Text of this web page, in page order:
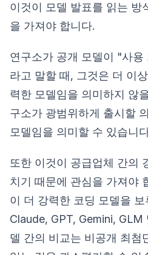
이것이 모델 발표를 읽는 방
을 가져야 합니다.
연구소가 공개 모델이 "사용
라고 말할 때, 그것은 더 이
력한 모델임을 의미하지 않
구소가 광범위하게 출시할
모델임을 의미할 수 있습니
또한 이것이 공급업체 간의
치기 때문에 관심을 가져야
이 더 강력한 코딩 모델을
Claude, GPT, Gemini, GLM
델 간의 비교는 비공개 최첨